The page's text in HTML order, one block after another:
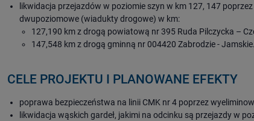
likwidacja przejazdów w poziomie szyn w km 127, 147
dwupoziomowe (wiadukty drogowe) w km:
127,190 km z drogą powiatową nr 395 Ruda Pilczycka –
147,548 km z drogą gminną nr 004420 Zabrodzie - Jamskie.
CELE PROJEKTU I PLANOWANE EFEKTY
poprawa bezpieczeństwa na linii CMK nr 4 poprzez
likwidacja wąskich gardeł, jakimi na odcinku są przejazdy w